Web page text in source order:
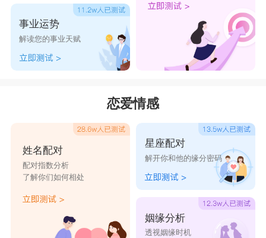
事业运势
解读您的事业天赋
恋爱情感
姓名配对
配对指数分析
了解你们如何相处
星座配对
解开你和他的缘分密码
姻缘分析
透视姻缘时机